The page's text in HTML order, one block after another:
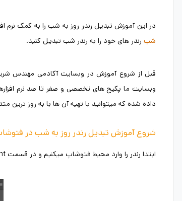
در این آموزش تبدیل رندر روز به شب را به کمک
شب رندر های خود را به رندر شب تبدیل کنید.
قبل از شروع آموزش در وبسایت آکادمی مهندس
وبسایت ما پکیج های تخصصی و صفر تا صد نرم
داده شده که میتوانید با تهیه آن ها با به روز ترین
شروع آموزش تبدیل رندر روز به شب در
ابتدا رندر را وارد محیط فتوشاپ میکنیم و در قسمت adjustment یک color lookup به آن اعمال میکنیم.